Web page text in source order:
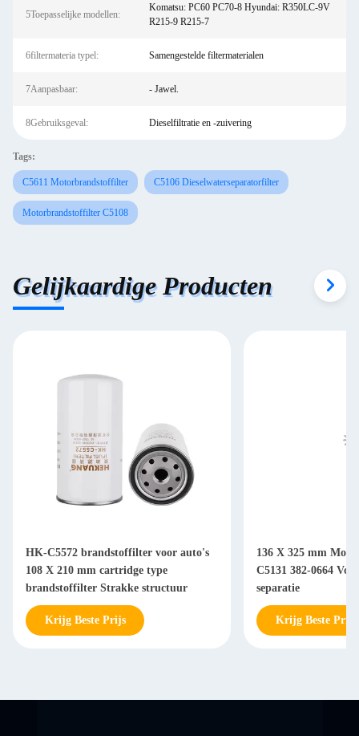
5Toepasselijke modellen:
Komatsu: PC60 PC70-8 Hyundai: R350LC-9V
R215-9 R215-7
6filtermateria typel: Samengestelde filtermaterialen
7Aanpasbaar: - Jawel.
8Gebruiksgeval: Dieselfiltratie en -zuivering
Tags:
C5611 Motorbrandstoffilter C5106 Dieselwaterseparatorfilter
Motorbrandstoffilter C5108
Gelijkaardige Producten
HK-C5572 brandstoffilter voor auto's
108 X 210 mm cartridge type
brandstoffilter Strakke structuur
Krijg Beste Prijs
136 X 325 mm
C5131 382-0664
separatie
Krijg Beste Prijs